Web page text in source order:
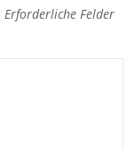
Erforderliche Felder